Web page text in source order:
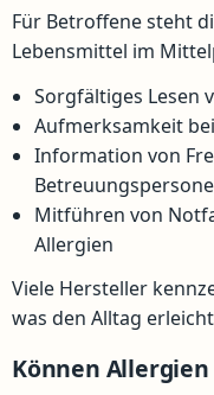
Für Betroffene steht
Lebensmittel im
Sorgfältiges Lesen
Aufmerksamkeit
Information von
Mitführen von
Allergien
Viele Hersteller
was den Alltag
Können